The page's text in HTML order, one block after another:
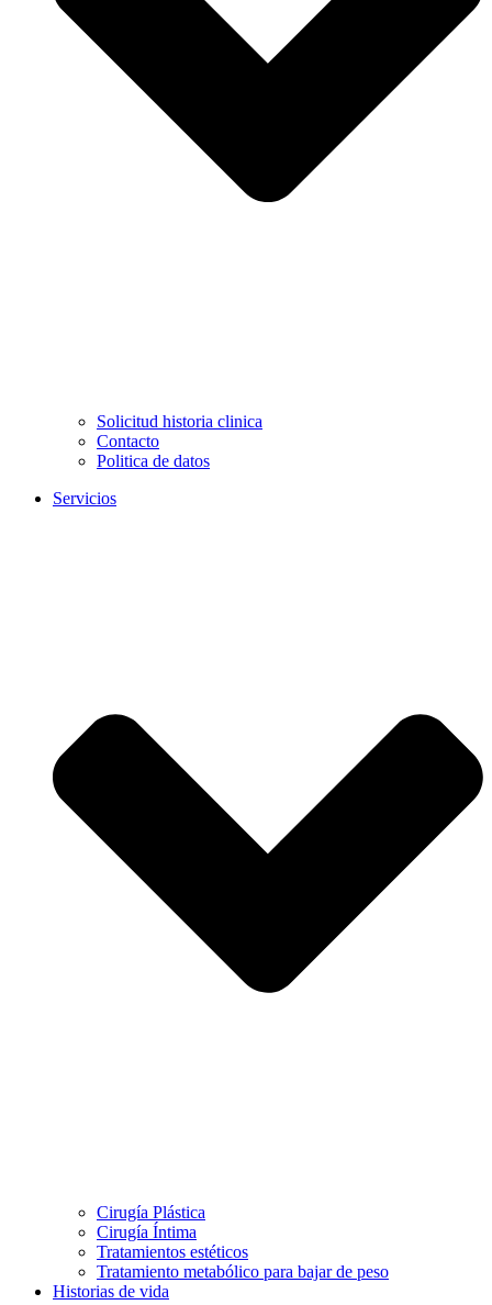
Solicitud historia clinica
Contacto
Politica de datos
Servicios
Cirugía Plástica
Cirugía Íntima
Tratamientos estéticos
Tratamiento metabólico para bajar de peso
Historias de vida